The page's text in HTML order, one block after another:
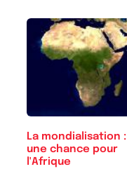
La mondialisation :
une chance pour
l'Afrique